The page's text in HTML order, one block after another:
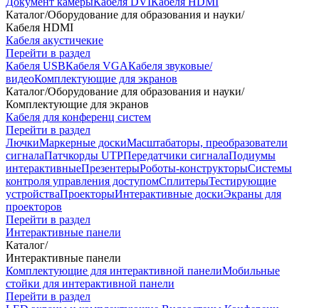
Каталог/Оборудование для образования и науки/
Кабеля HDMI
Кабеля акустичекие
Перейти в раздел
Кабеля USBКабеля VGAКабеля звуковые/
видеоКомплектующие для экранов
Каталог/Оборудование для образования и науки/
Комплектующие для экранов
Кабеля для конференц систем
Перейти в раздел
ЛючкиМаркерные доскиМасштабаторы, преобразователи
сигналаПатчкорды UTPПередатчики сигналаПодиумы
интерактивныеПрезентерыРоботы-конструкторыСистемы
контроля управления доступомСплитерыТестирующие
устройстваПроекторыИнтерактивные доскиЭкраны для
проекторов
Перейти в раздел
Интерактивные панели
Каталог/
Интерактивные панели
Комплектующие для интерактивной панелиМобильные
стойки для интерактивной панели
Перейти в раздел